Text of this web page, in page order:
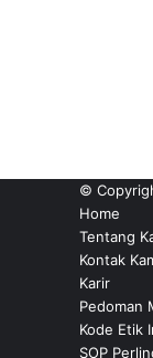
©
Home
Tentang
Kontak
Karir
Pedoman
Kode Etik
SOP